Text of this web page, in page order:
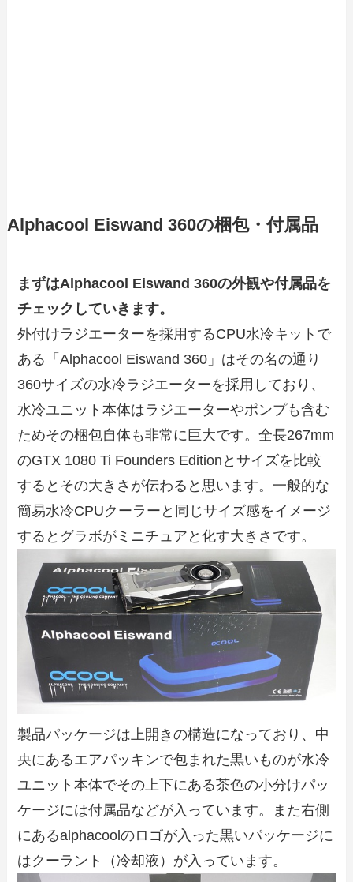
Alphacool Eiswand 360の梱包・付属品
まずはAlphacool Eiswand 360の外観や付属品を
チェックしていきます。
外付けラジエーターを採用するCPU水冷キットで
ある「Alphacool Eiswand 360」はその名の通り
360サイズの水冷ラジエーターを採用しており、
水冷ユニット本体はラジエーターやポンプも含む
ためその梱包自体も非常に巨大です。全長267mm
のGTX 1080 Ti Founders Editionとサイズを比較
するとその大きさが伝わると思います。一般的な
簡易水冷CPUクーラーと同じサイズ感をイメージ
するとグラボがミニチュアと化す大きさです。
製品パッケージは上開きの構造になっており、中
央にあるエアパッキンで包まれた黒いものが水冷
ユニット本体でその上下にある茶色の小分けパッ
ケージには付属品などが入っています。また右側
にあるalphacoolのロゴが入った黒いパッケージに
はクーラント（冷却液）が入っています。